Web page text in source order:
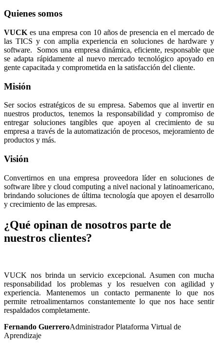
Quienes somos
VUCK es una empresa con 10 años de presencia en el mercado de
las TICS y con amplia experiencia en soluciones de hardware y
software. Somos una empresa dinámica, eficiente, responsable que
se adapta rápidamente al nuevo mercado tecnológico apoyado en
gente capacitada y comprometida en la satisfacción del cliente.
Misión
Ser socios estratégicos de su empresa. Sabemos que al invertir en
nuestros productos, tenemos la responsabilidad y compromiso de
entregar soluciones tangibles que apoyen al crecimiento de su
empresa a través de la automatización de procesos, mejoramiento de
productos y más.
Visión
Convertirnos en una empresa proveedora líder en soluciones de
software libre y cloud computing a nivel nacional y latinoamericano,
brindando soluciones de última tecnología que apoyen el desarrollo
y crecimiento de las empresas.
¿Qué opinan de nosotros parte de
nuestros clientes?
VUCK nos brinda un servicio excepcional. Asumen con mucha
responsabilidad los problemas y los resuelven con agilidad y
experiencia. Mantenemos un contacto permanente lo que nos
permite retroalimentarnos constantemente lo que nos hace sentir
respaldados completamente.
Fernando GuerreroAdministrador Plataforma Virtual de
Aprendizaje